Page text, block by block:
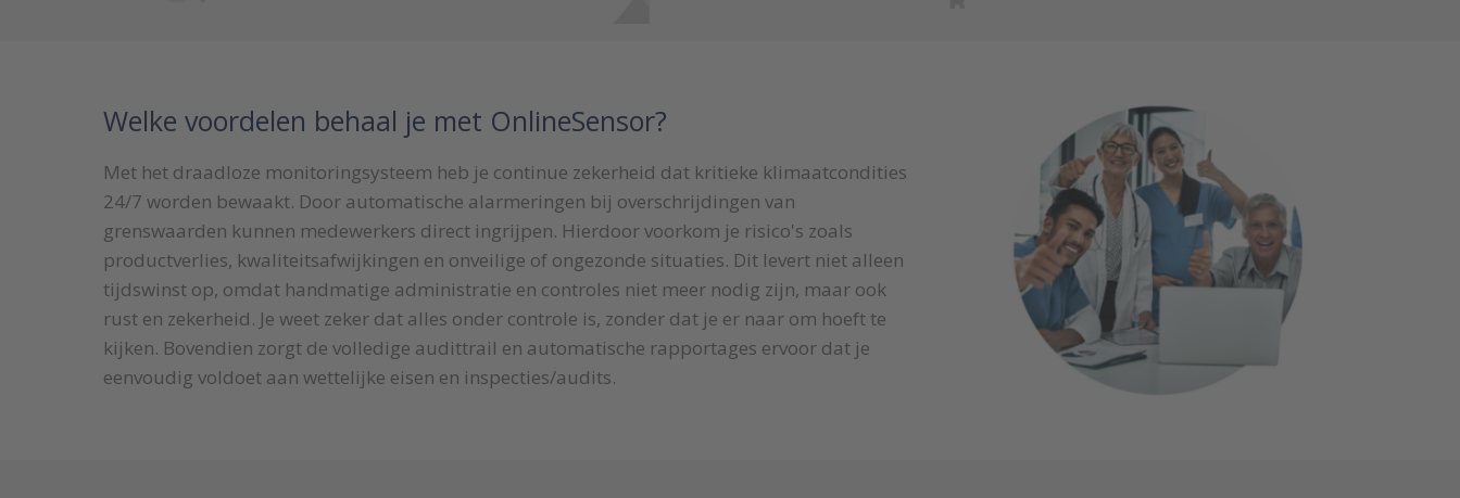
Welke voordelen behaal je met OnlineSensor?
Met het draadloze monitoringsysteem heb je continue zekerheid dat kritieke klimaatcondities
24/7 worden bewaakt. Door automatische alarmeringen bij overschrijdingen van
grenswaarden kunnen medewerkers direct ingrijpen. Hierdoor voorkom je risico's zoals
productverlies, kwaliteitsafwijkingen en onveilige of ongezonde situaties. Dit levert niet alleen
tijdswinst op, omdat handmatige administratie en controles niet meer nodig zijn, maar ook
rust en zekerheid. Je weet zeker dat alles onder controle is, zonder dat je er naar om hoeft te
kijken. Bovendien zorgt de volledige audittrail en automatische rapportages ervoor dat je
eenvoudig voldoet aan wettelijke eisen en inspecties/audits.